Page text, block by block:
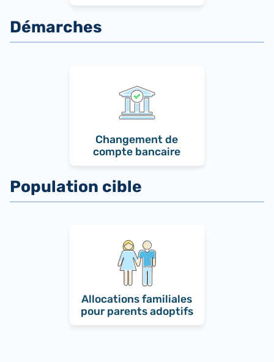
Changement de
compte bancaire
Allocations familiales
pour parents adoptifs